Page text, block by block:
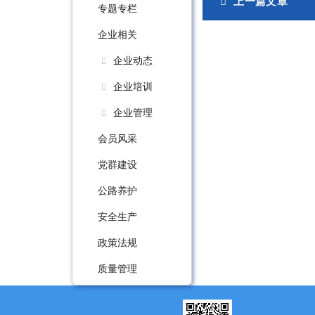
专题专栏
企业相关
企业动态
企业培训
企业管理
会员风采
党群建设
公路养护
安全生产
政策法规
质量管理